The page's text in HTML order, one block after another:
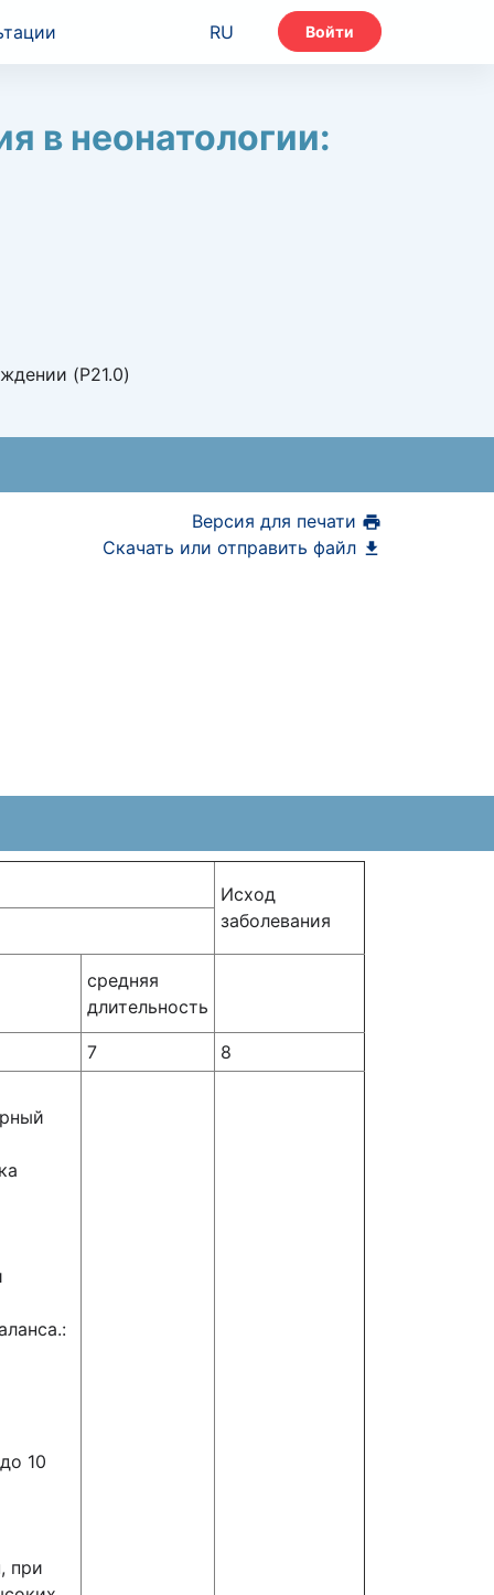
RU Войти
в неонатологии:
(P21.0)
Версия для печати
Скачать или отправить файл
Исход
заболевания
средняя
длительность
7 8
10
при